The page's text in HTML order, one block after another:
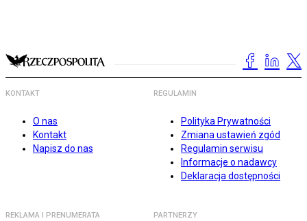
KONTAKT
O nas
Kontakt
Napisz do nas
REGULAMIN
Polityka Prywatności
Zmiana ustawień zgód
Regulamin serwisu
Informacje o nadawcy
Deklaracja dostępności
REKLAMA I PRENUMERATA PARTNERZY